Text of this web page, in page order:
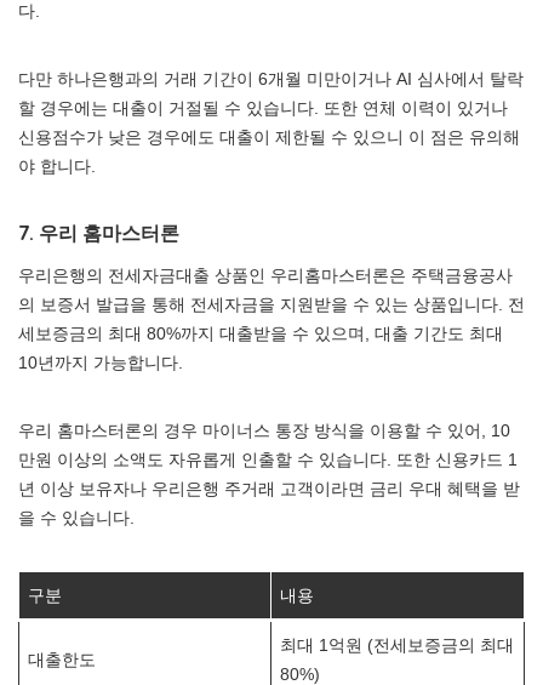
다.
다만 하나은행과의 거래 기간이 6개월 미만이거나 AI 심사에서 탈락
할 경우에는 대출이 거절될 수 있습니다. 또한 연체 이력이 있거나
신용점수가 낮은 경우에도 대출이 제한될 수 있으니 이 점은 유의해
야 합니다.
7. 우리 홈마스터론
우리은행의 전세자금대출 상품인 우리홈마스터론은 주택금융공사
의 보증서 발급을 통해 전세자금을 지원받을 수 있는 상품입니다. 전
세보증금의 최대 80%까지 대출받을 수 있으며, 대출 기간도 최대
10년까지 가능합니다.
우리 홈마스터론의 경우 마이너스 통장 방식을 이용할 수 있어, 10
만원 이상의 소액도 자유롭게 인출할 수 있습니다. 또한 신용카드 1
년 이상 보유자나 우리은행 주거래 고객이라면 금리 우대 혜택을 받
을 수 있습니다.
구분 내용
대출한도
최대 1억원 (전세보증금의 최대
80%)